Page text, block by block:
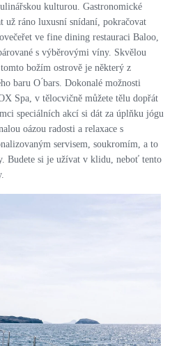
kulturou. Gastronomické
už ráno luxusní snídaní, pokračovat
ve fine dining restauraci Baloo,
s výběrovými víny. Skvělou
božím ostrově je některý z
baru O ́bars. Dokonalé možnosti
Spa, v tělocvičně můžete tělu dopřát
speciálních akcí si dát za úplňku jógu
oázou radosti a relaxace s
servisem, soukromím, a to
Budete si je užívat v klidu, neboť tento